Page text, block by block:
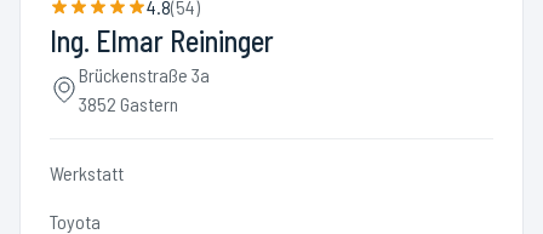
4.8(54)
Ing. Elmar Reininger
Brückenstraße 3a
3852 Gastern
Werkstatt
Toyota